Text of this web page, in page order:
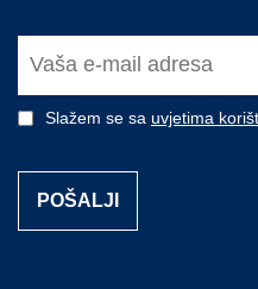
Slažem se sa uvjetima
POŠALJI